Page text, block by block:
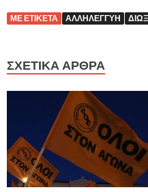
ΜΕ ΕΤΙΚΈΤΑ ΑΛΛΗΛΕΓΓΎΗ
ΣΧΕΤΙΚΆ ΆΡΘΡΑ